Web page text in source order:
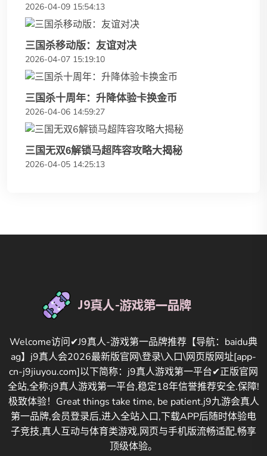
2026-04-09 15:54:13
三国杀移动版：友谊对决
2026-04-07 15:19:10
三国杀十周年：升降体验卡换金币
2026-04-06 14:59:27
三国无双6解锁马超阵容攻略大揭秘
2026-04-05 14:25:13
Welcome访问✔J9真人-游戏第一品牌推荐【导航：baidu典
ag】j9真人会2026最新版官网\登录\入口\网页版网址[app-
cn-j9jiuyou.com]以下简称：j9真人游戏第一平台✔正版官网
全站,全称:j9真人游戏第一平台,稳定18年信誉推荐安全.保障!
极致体验！Great things take time, be patient.j9九游会真人
第一品牌,会员登录后,进入全站入口,下载APP后随时体验电
子竞技,真人互动与体育类游戏,网页与手机版流畅适配,畅享
顶级体验。